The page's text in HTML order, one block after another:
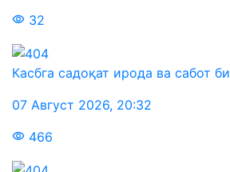
32
Касбга садоқат ирода ва сабот
07 Август 2026, 20:32
466